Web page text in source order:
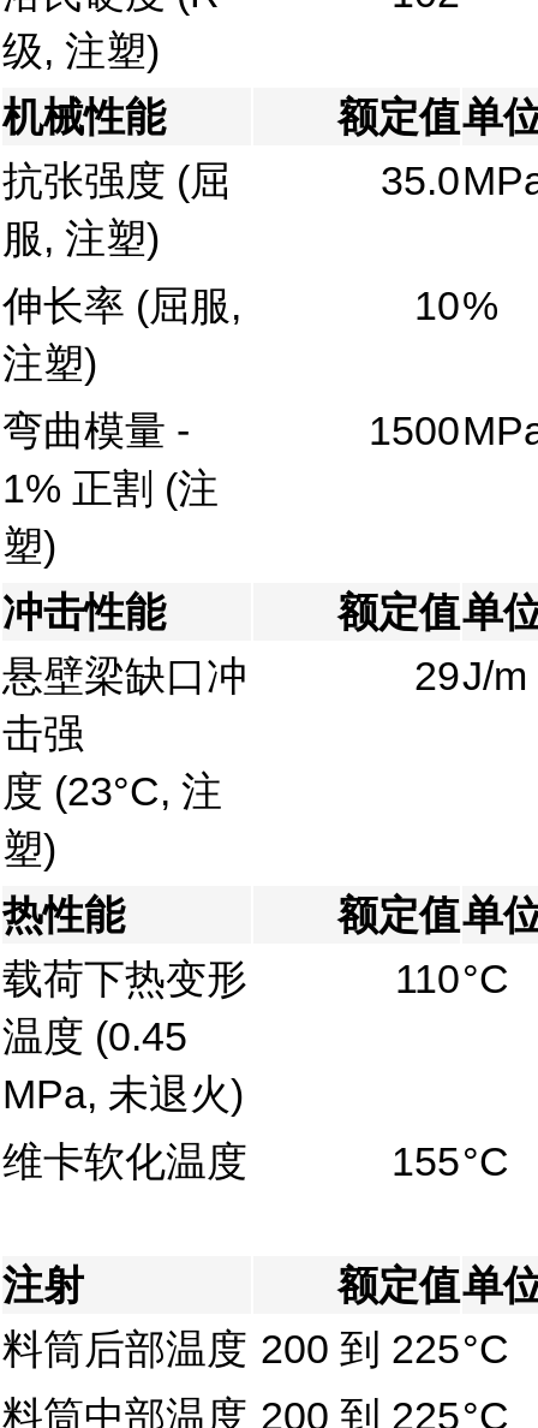
级, 注塑)
机械性能 额定值单
抗张强度 (屈
服, 注塑)
35.0
伸长率 (屈服,
注塑)
10%
弯曲模量 -
1% 正割 (注
塑)
1500
冲击性能 额定值单
悬壁梁缺口冲
击强
度 (23°C, 注
塑)
29J/m
热性能 额定值单
载荷下热变形
温度 (0.45
MPa, 未退火)
110°C
维卡软化温度 155°C
注射 额定值单
料筒后部温度 200 到 225°C
料筒中部温度 200 到 225°C